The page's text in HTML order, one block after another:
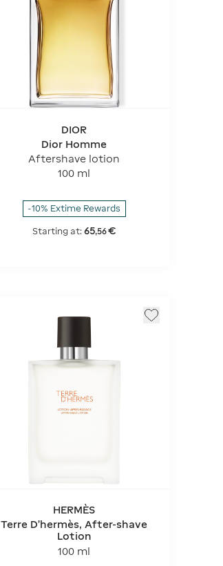
DIOR
Dior Homme
Aftershave lotion
100 ml
-10% Extime Rewards
Starting at: 65,56€
HERMÈS
Terre D'hermès, After-shave
Lotion
100 ml